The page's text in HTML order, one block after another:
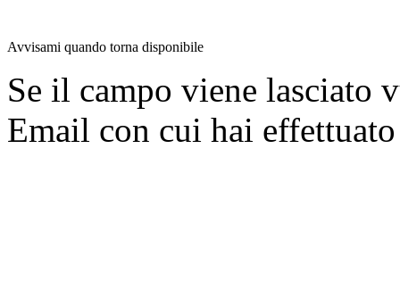
Avvisami quando torna disponibile
Se il campo viene lasciato
Email con cui hai